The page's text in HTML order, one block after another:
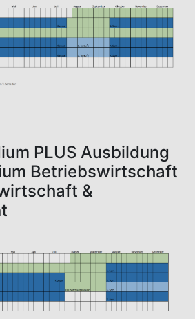
PLUS Ausbildung
Betriebswirtschaft
&